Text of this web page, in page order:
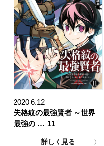
2020.6.12
失格紋の最強賢者 ～世界
最強の … 11
詳しく見る